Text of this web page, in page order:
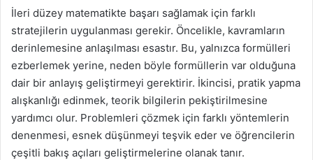
İleri düzey matematikte başarı sağlamak için farklı
stratejilerin uygulanması gerekir. Öncelikle, kavramların
derinlemesine anlaşılması esastır. Bu, yalnızca formülleri
ezberlemek yerine, neden böyle formüllerin var olduğuna
dair bir anlayış geliştirmeyi gerektirir. İkincisi, pratik yapma
alışkanlığı edinmek, teorik bilgilerin pekiştirilmesine
yardımcı olur. Problemleri çözmek için farklı yöntemlerin
denenmesi, esnek düşünmeyi teşvik eder ve öğrencilerin
çeşitli bakış açıları geliştirmelerine olanak tanır.